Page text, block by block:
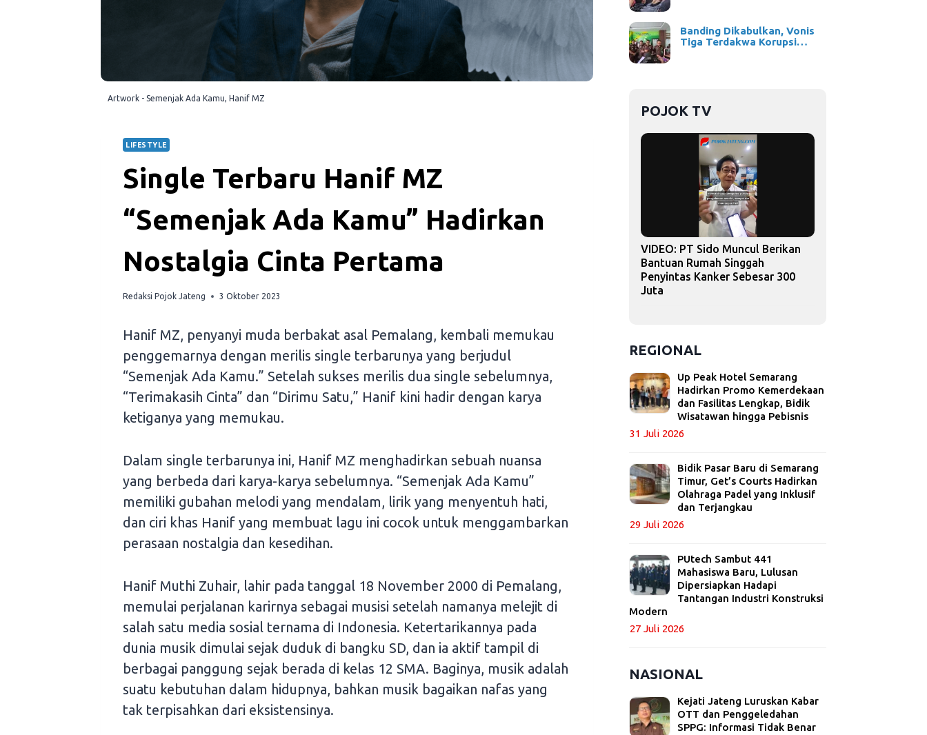
Artwork - Semenjak Ada Kamu, Hanif MZ
LIFESTYLE
Single Terbaru Hanif MZ
“Semenjak Ada Kamu” Hadirkan
Nostalgia Cinta Pertama
Redaksi Pojok Jateng 3 Oktober 2023
Hanif MZ, penyanyi muda berbakat asal Pemalang, kembali memukau
penggemarnya dengan merilis single terbarunya yang berjudul
“Semenjak Ada Kamu.” Setelah sukses merilis dua single sebelumnya,
“Terimakasih Cinta” dan “Dirimu Satu,” Hanif kini hadir dengan karya
ketiganya yang memukau.
Dalam single terbarunya ini, Hanif MZ menghadirkan sebuah nuansa
yang berbeda dari karya-karya sebelumnya. “Semenjak Ada Kamu”
memiliki gubahan melodi yang mendalam, lirik yang menyentuh hati,
dan ciri khas Hanif yang membuat lagu ini cocok untuk menggambarkan
perasaan nostalgia dan kesedihan.
Hanif Muthi Zuhair, lahir pada tanggal 18 November 2000 di Pemalang,
memulai perjalanan karirnya sebagai musisi setelah namanya melejit di
salah satu media sosial ternama di Indonesia. Ketertarikannya pada
dunia musik dimulai sejak duduk di bangku SD, dan ia aktif tampil di
berbagai panggung sejak berada di kelas 12 SMA. Baginya, musik adalah
suatu kebutuhan dalam hidupnya, bahkan musik bagaikan nafas yang
tak terpisahkan dari eksistensinya.
Banding Dikabulkan, Vonis
Tiga Terdakwa Korupsi…
POJOK TV
VIDEO: PT Sido Muncul Berikan
Bantuan Rumah Singgah
Penyintas Kanker Sebesar 300
Juta
REGIONAL
Up Peak Hotel Semarang
Hadirkan Promo Kemerdekaan
dan Fasilitas Lengkap, Bidik
Wisatawan hingga Pebisnis
31 Juli 2026
Bidik Pasar Baru di Semarang
Timur, Get’s Courts Hadirkan
Olahraga Padel yang Inklusif
dan Terjangkau
29 Juli 2026
PUtech Sambut 441
Mahasiswa Baru, Lulusan
Dipersiapkan Hadapi
Tantangan Industri Konstruksi
Modern
27 Juli 2026
NASIONAL
Kejati Jateng Luruskan Kabar
OTT dan Penggeledahan
SPPG: Informasi Tidak Benar